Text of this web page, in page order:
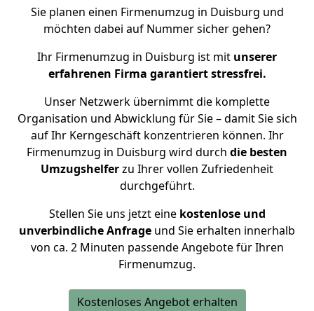
Sie planen einen Firmenumzug in Duisburg und
möchten dabei auf Nummer sicher gehen?
Ihr Firmenumzug in Duisburg ist mit unserer
erfahrenen Firma garantiert stressfrei.
Unser Netzwerk übernimmt die komplette
Organisation und Abwicklung für Sie – damit Sie sich
auf Ihr Kerngeschäft konzentrieren können. Ihr
Firmenumzug in Duisburg wird durch die besten
Umzugshelferzu Ihrer vollen Zufriedenheit
durchgeführt.
Stellen Sie uns jetzt eine kostenlose und
unverbindliche Anfrage und Sie erhalten innerhalb
von ca. 2 Minuten passende Angebote für Ihren
Firmenumzug.
Kostenloses Angebot erhalten